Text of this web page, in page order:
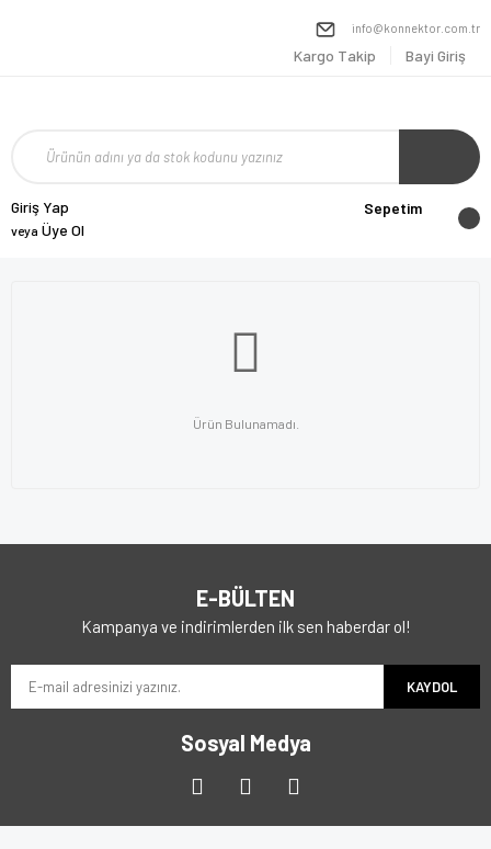
info@konnektor.com.tr
Kargo Takip Bayi Giriş
Giriş Yap
veya Üye Ol
Sepetim
Ürün Bulunamadı.
E-BÜLTEN
Kampanya ve indirimlerden ilk sen haberdar ol!
KAYDOL
Sosyal Medya